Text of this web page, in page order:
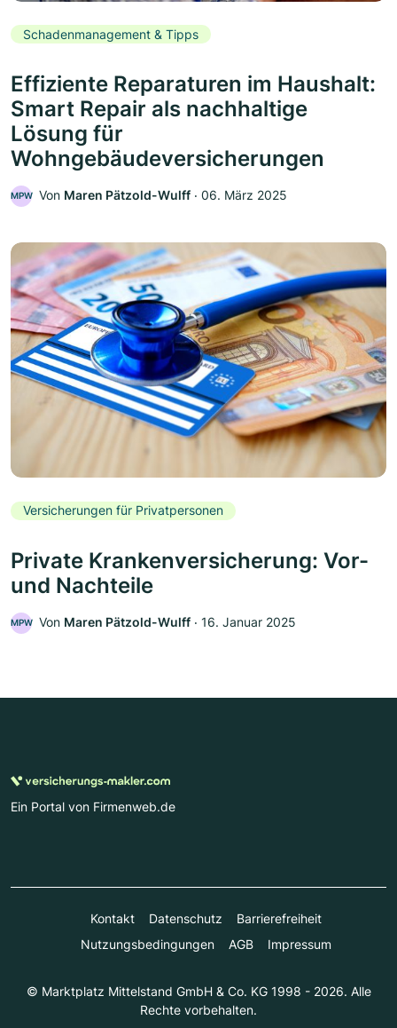
Schadenmanagement & Tipps
Effiziente Reparaturen im Haushalt:
Smart Repair als nachhaltige
Lösung für
Wohngebäudeversicherungen
MPW Von Maren Pätzold-Wulff ‧ 06. März 2025
Versicherungen für Privatpersonen
Private Krankenversicherung: Vor-
und Nachteile
MPW Von Maren Pätzold-Wulff ‧ 16. Januar 2025
Ein Portal von Firmenweb.de
Kontakt Datenschutz
Barrierefreiheit
Nutzungsbedingungen
AGB Impressum
© Marktplatz Mittelstand GmbH & Co. KG 1998 - 2026. Alle
Rechte vorbehalten.